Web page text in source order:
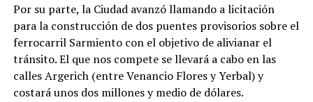
Por su parte, la Ciudad avanzó llamando a licitación
para la construcción de dos puentes provisorios sobre el
ferrocarril Sarmiento con el objetivo de alivianar el
tránsito. El que nos compete se llevará a cabo en las
calles Argerich (entre Venancio Flores y Yerbal) y
costará unos dos millones y medio de dólares.